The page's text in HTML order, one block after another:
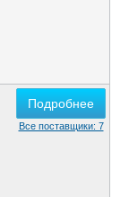
Подробнее
Все поставщики: 7